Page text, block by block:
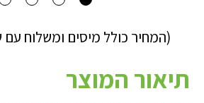
(המחיר כולל מיסים ומשלוח
תיאור המוצר